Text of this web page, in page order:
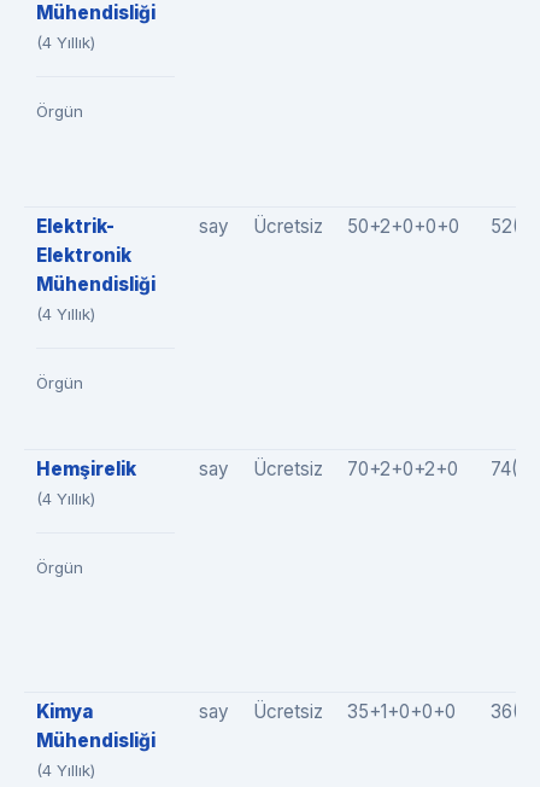
Mühendisliği
(4 Yıllık)
Örgün
Elektrik-
Elektronik
Mühendisliği
(4 Yıllık)
Örgün
say Ücretsiz 50+2+0+0+0
Hemşirelik
(4 Yıllık)
Örgün
say Ücretsiz 70+2+0+2+0
Kimya
Mühendisliği
(4 Yıllık)
say Ücretsiz 35+1+0+0+0